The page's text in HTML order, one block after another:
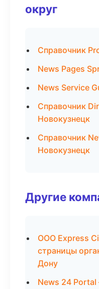
округ
Справочник
News Pages
News Service
Справочник
Новокузнецк
Справочник
Новокузнецк
Другие
ООО Express
страницы
Дону
News 24